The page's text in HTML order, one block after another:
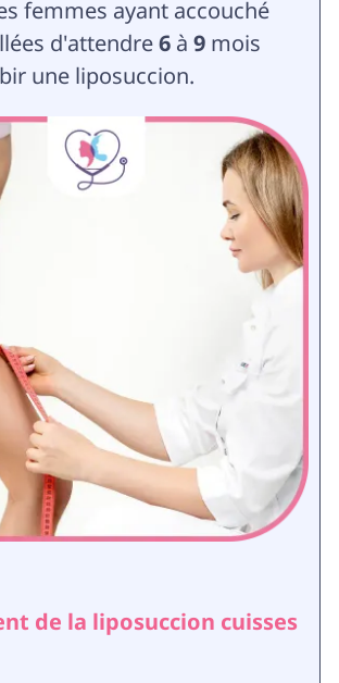
femmes ayant accouché
d'attendre6à 9mois
une liposuccion.
de la liposuccion cuisses